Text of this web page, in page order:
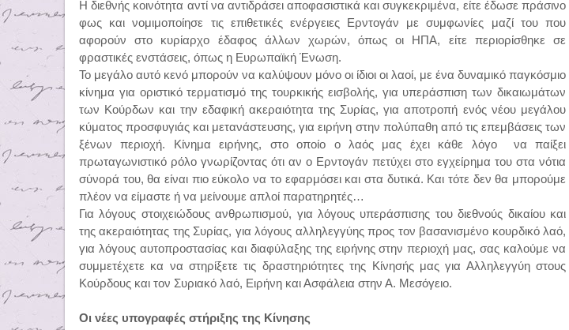
Η διεθνής κοινότητα αντί να αντιδράσει αποφασιστικά και συγκεκριμένα, είτε έδωσε πράσινο
φως και νομιμοποίησε τις επιθετικές ενέργειες Ερντογάν με συμφωνίες μαζί του που
αφορούν στο κυρίαρχο έδαφος άλλων χωρών, όπως οι ΗΠΑ, είτε περιορίσθηκε σε
φραστικές ενστάσεις, όπως η Ευρωπαϊκή Ένωση.
Το μεγάλο αυτό κενό μπορούν να καλύψουν μόνο οι ίδιοι οι λαοί, με ένα δυναμικό παγκόσμιο
κίνημα για οριστικό τερματισμό της τουρκικής εισβολής, για υπεράσπιση των δικαιωμάτων
των Κούρδων και την εδαφική ακεραιότητα της Συρίας, για αποτροπή ενός νέου μεγάλου
κύματος προσφυγιάς και μετανάστευσης, για ειρήνη στην πολύπαθη από τις επεμβάσεις των
ξένων περιοχή. Κίνημα ειρήνης, στο οποίο ο λαός μας έχει κάθε λόγο
να παίξει
πρωταγωνιστικό ρόλο γνωρίζοντας ότι αν ο Ερντογάν πετύχει στο εγχείρημα του στα νότια
σύνορά του, θα είναι πιο εύκολο να το εφαρμόσει και στα δυτικά. Και τότε δεν θα μπορούμε
πλέον να είμαστε ή να μείνουμε απλοί παρατηρητές…
Για λόγους στοιχειώδους ανθρωπισμού, για λόγους υπεράσπισης του διεθνούς δικαίου και
της ακεραιότητας της Συρίας, για λόγους αλληλεγγύης προς τον βασανισμένο κουρδικό λαό,
για λόγους αυτοπροστασίας και διαφύλαξης της ειρήνης στην περιοχή μας, σας καλούμε να
συμμετέχετε κα να στηρίξετε τις δραστηριότητες της Κίνησής μας για Αλληλεγγύη στους
Κούρδους και τον Συριακό λαό, Ειρήνη και Ασφάλεια στην Α. Μεσόγειο.
Οι νέες υπογραφές στήριξης της Κίνησης